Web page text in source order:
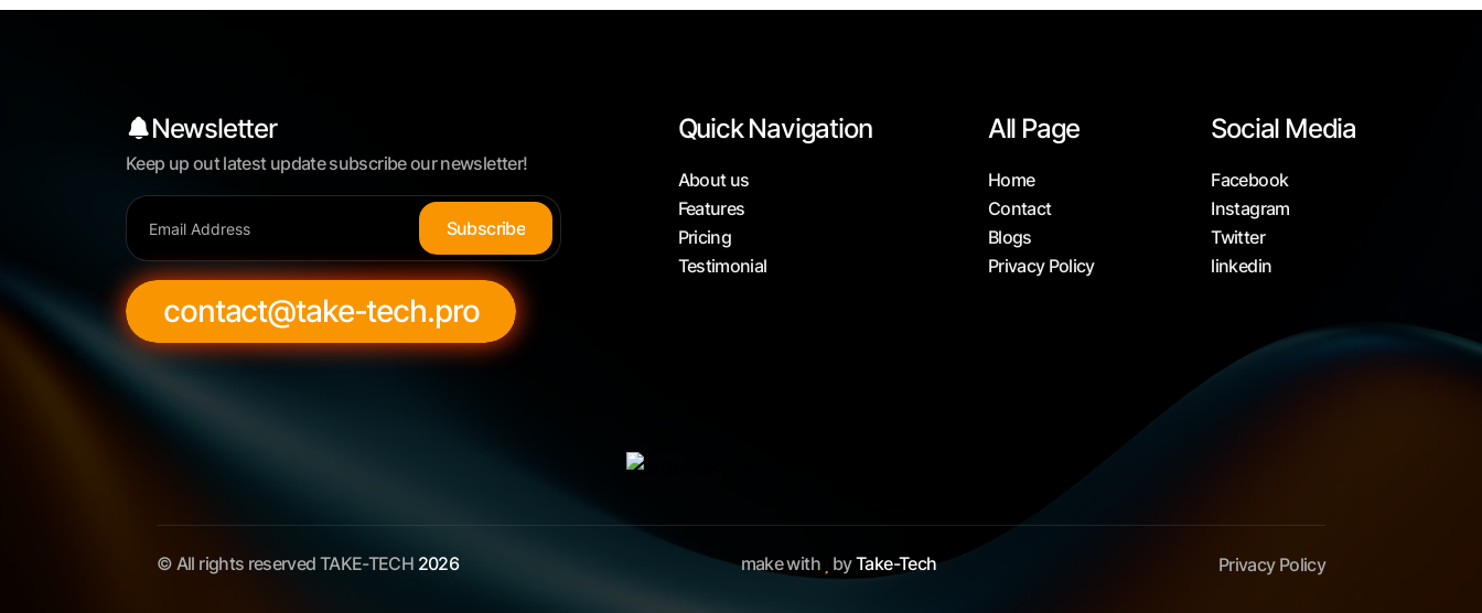
Newsletter
Keep up out latest update subscribe our newsletter!
Subscribe
Quick Navigation
About us
Features
Pricing
Testimonial
All Page
Home
Contact
Blogs
Privacy Policy
Social Media
Facebook
Instagram
Twitter
linkedin
contact@take-tech.pro
© All rights reserved TAKE-TECH 2026 make with byTake-Tech Privacy Policy